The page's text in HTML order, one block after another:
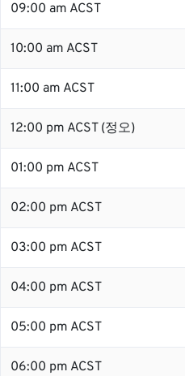
09:00 am ACST
10:00 am ACST
11:00 am ACST
12:00 pm ACST (정오)
01:00 pm ACST
02:00 pm ACST
03:00 pm ACST
04:00 pm ACST
05:00 pm ACST
06:00 pm ACST